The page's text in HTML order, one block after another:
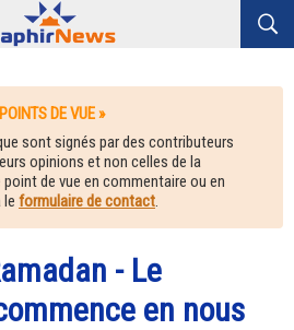
DE VUE »
sont signés par des contributeurs
opinions et non celles de la
de vue en commentaire ou en
le formulaire de contact.
- Le
en nous